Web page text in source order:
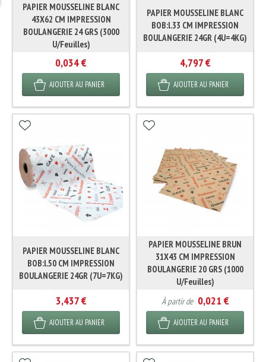
PAPIER MOUSSELINE BLANC
43X62 CM IMPRESSION
BOULANGERIE 24 GRS (3000
U/Feuilles)
0,034 €
AJOUTER AU PANIER
PAPIER MOUSSELINE BLANC
BOB:l.33 CM IMPRESSION
BOULANGERIE 24GR (4U=4KG)
4,797 €
AJOUTER AU PANIER
PAPIER MOUSSELINE BLANC
BOB:l.50 CM IMPRESSION
BOULANGERIE 24GR (7U=7KG)
3,437 €
AJOUTER AU PANIER
PAPIER MOUSSELINE BRUN
31X43 CM IMPRESSION
BOULANGERIE 20 GRS (1000
U/Feuilles)
À partir de 0,021 €
AJOUTER AU PANIER